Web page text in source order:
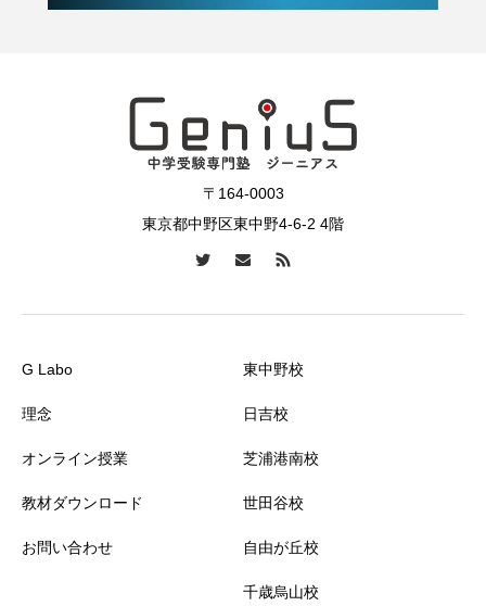
〒164-0003
東京都中野区東中野4-6-2 4階
G Labo
理念
オンライン授業
教材ダウンロード
お問い合わせ
東中野校
日吉校
芝浦港南校
世田谷校
自由が丘校
千歳烏山校